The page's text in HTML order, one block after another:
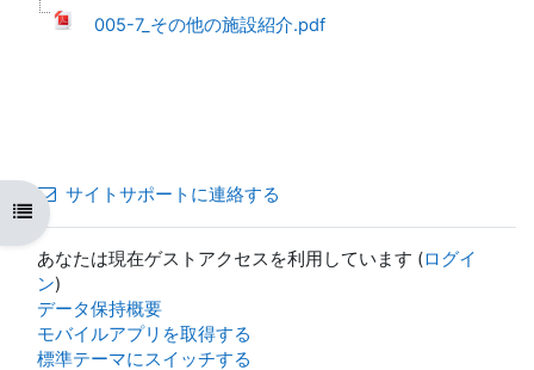
コースインデックスを開く
005-7_その他の施設紹介.pdf
サイトサポートに連絡する
あなたは現在ゲストアクセスを利用しています (ログイ
ン)
データ保持概要
モバイルアプリを取得する
標準テーマにスイッチする